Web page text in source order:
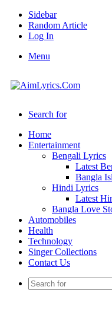
Sidebar
Random Article
Log In
Menu
Search for
Home
Entertainment
Bengali Lyrics
Latest
Bangla
Hindi Lyrics
Latest
Bangla Love
Automobiles
Health
Technology
Singer Collections
Contact Us